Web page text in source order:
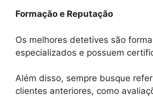
Formação e Reputação
Os melhores detetives são
especializados e possuem
Além disso, sempre busque
clientes anteriores, como